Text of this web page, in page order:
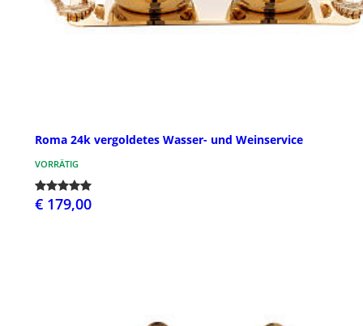
Roma 24k vergoldetes Wasser- und Weinservice
VORRÄTIG
€ 179,00